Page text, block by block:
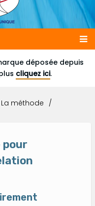
déposée depuis
cliquez ici.
La méthode
pour